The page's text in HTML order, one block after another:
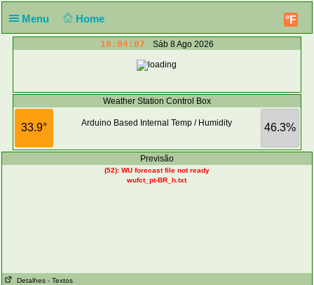
Menu Home °F
10:04:07 Sáb 8 Ago 2026
Weather Station Control Box
33.9° 46.3%
Arduino Based Internal Temp / Humidity
Previsão
(52): WU forecast file not ready
wufct_pt-BR_h.txt
Detalhes - Textos